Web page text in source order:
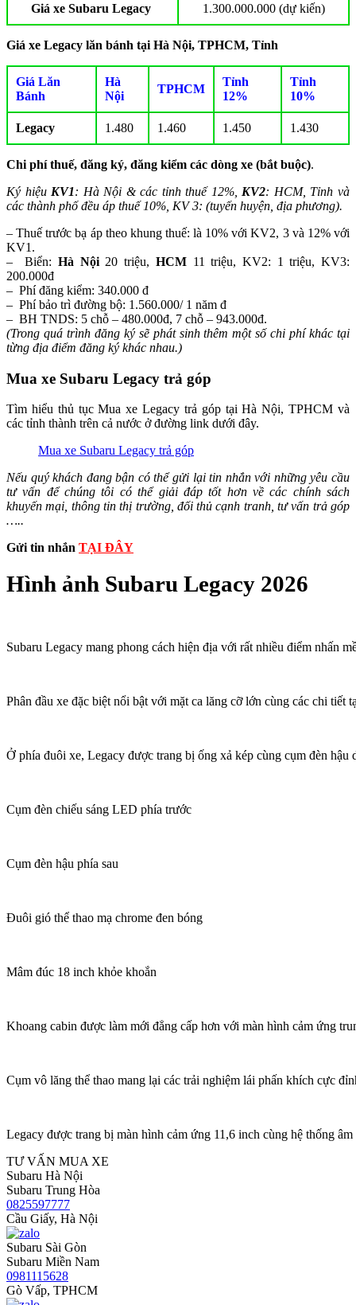
Giá xe Subaru Legacy 1.300.000.000 (dự kiến)
Giá xe Legacy lăn bánh tại Hà Nội, TPHCM, Tỉnh
Giá Lăn
Bánh
Hà
Nội
TPHCM
Tỉnh
12%
Tỉnh
10%
Legacy 1.480 1.460 1.450 1.430
Chi phí thuế, đăng ký, đăng kiểm các dòng xe (bắt buộc).
Ký hiệu KV1: Hà Nội & các tỉnh thuế 12%, KV2: HCM, Tỉnh và
các thành phố đều áp thuế 10%, KV 3: (tuyến huyện, địa phương).
– Thuế trước bạ áp theo khung thuế: là 10% với KV2, 3 và 12% với
KV1.
– Biển:Hà Nội20 triệu, HCM11 triệu, KV2: 1 triệu, KV3:
200.000đ
– Phí đăng kiểm: 340.000 đ
– Phí bảo trì đường bộ: 1.560.000/ 1 năm đ
– BH TNDS: 5 chỗ – 480.000đ, 7 chỗ – 943.000đ.
(Trong quá trình đăng ký sẽ phát sinh thêm một số chi phí khác tại
từng địa điểm đăng ký khác nhau.)
Mua xe Subaru Legacy trả góp
Tìm hiểu thủ tục Mua xe Legacy trả góp tại Hà Nội, TPHCM và
các tỉnh thành trên cả nước ở đường link dưới đây.
Mua xe Subaru Legacy trả góp
Nếu quý khách đang bận có thể gửi lại tin nhắn với những yêu cầu
tư vấn để chúng tôi có thể giải đáp tốt hơn về các chính sách
khuyến mại, thông tin thị trường, đối thủ cạnh tranh, tư vấn trả góp
…..
Gửi tin nhắn TẠI ĐÂY
Hình ảnh Subaru Legacy 2026
Subaru Legacy mang phong cách hiện địa với rất nhiều điểm nhấn
Phân đầu xe đặc biệt nổi bật với mặt ca lăng cỡ lớn cùng các chi tiết
Ở phía đuôi xe, Legacy được trang bị ống xả kép cùng cụm đèn hậu
Cụm đèn chiếu sáng LED phía trước
Cụm đèn hậu phía sau
Đuôi gió thể thao mạ chrome đen bóng
Mâm đúc 18 inch khỏe khoắn
Khoang cabin được làm mới đẳng cấp hơn với màn hình cảm ứng
Cụm vô lăng thể thao mang lại các trải nghiệm lái phấn khích cực
Legacy được trang bị màn hình cảm ứng 11,6 inch cùng hệ thống
TƯ VẤN MUA XE
Subaru Hà Nội
Subaru Trung Hòa
0825597777
Cầu Giấy, Hà Nội
Subaru Sài Gòn
Subaru Miền Nam
0981115628
Gò Vấp, TPHCM